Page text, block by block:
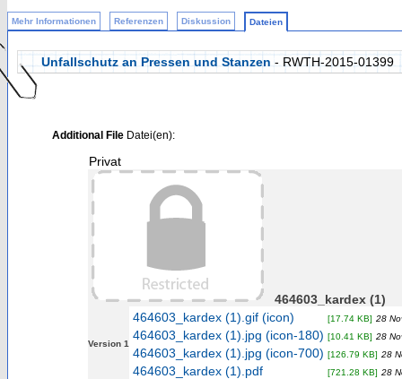
Mehr Informationen Referenzen Diskussion Dateien
Unfallschutz an Pressen und Stanzen - RWTH-2015-01399
Additional FileDatei(en):
Privat
464603_kardex (1)
Version 1
464603_kardex (1).gif (icon) [17.74 KB] 28
464603_kardex (1).jpg (icon-180) [10.41 KB] 28
464603_kardex (1).jpg (icon-700) [126.79 KB] 28
464603_kardex (1).pdf [721.28 KB] 28